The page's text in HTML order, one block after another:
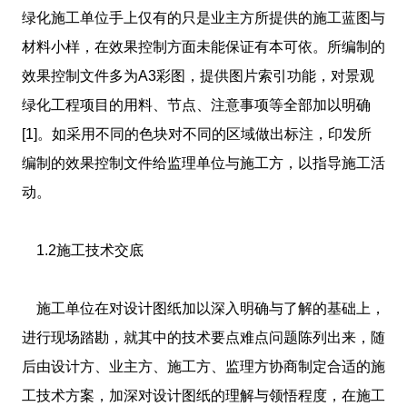
绿化施工单位手上仅有的只是业主方所提供的施工蓝图与
材料小样，在效果控制方面未能保证有本可依。所编制的
效果控制文件多为A3彩图，提供图片索引功能，对景观
绿化工程项目的用料、节点、注意事项等全部加以明确
[1]。如采用不同的色块对不同的区域做出标注，印发所
编制的效果控制文件给监理单位与施工方，以指导施工活
动。
1.2施工技术交底
施工单位在对设计图纸加以深入明确与了解的基础上，
进行现场踏勘，就其中的技术要点难点问题陈列出来，随
后由设计方、业主方、施工方、监理方协商制定合适的施
工技术方案，加深对设计图纸的理解与领悟程度，在施工